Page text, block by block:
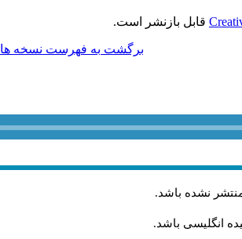
قابل بازنشر است.
برگشت به فهرست نسخه ها
نشده باشد.
انگلیسی باشد.